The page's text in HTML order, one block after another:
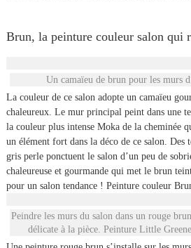
Brun, la peinture couleur salon qui
Un camaïeu de brun pour les murs
La couleur de ce salon adopte un camaïeu
chaleureux. Le mur principal peint dans une
la couleur plus intense Moka de la cheminée
un élément fort dans la déco de ce salon. Des
gris perle ponctuent le salon d’un peu de
chaleureuse et gourmande qui met le brun
pour un salon tendance ! Peinture couleur
Peindre les murs du salon dans un rouge
délicate à la pièce. Peinture Little